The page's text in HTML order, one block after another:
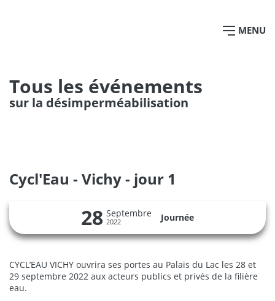
MENU
Tous les événements
sur la désimperméabilisation
Cycl'Eau - Vichy - jour 1
28 Septembre
2022 Journée
CYCL’EAU VICHY ouvrira ses portes au Palais du Lac les 28 et
29 septembre 2022 aux acteurs publics et privés de la filière
eau.